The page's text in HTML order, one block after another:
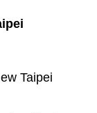
Taipei